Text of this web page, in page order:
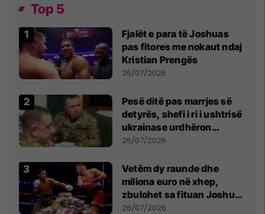
Top 5
Fjalët e para të Joshuas
pas fitores me nokaut ndaj
Kristian Prengës
26/07/2026
Pesë ditë pas marrjes së
detyrës, shefi i ri i ushtrisë
ukrainase urdhëron
kontroll të madh
26/07/2026
Vetëm dy raunde dhe
miliona euro në xhep,
zbulohet sa fituan Joshua
e Prenga
26/07/2026